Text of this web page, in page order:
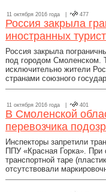
11 октября 2016 года | 477
Россия закрыла
иностранных
Россия закрыла
под городом Смоленском.
исключительно жители
странами союзного
11 октября 2016 года | 401
В Смоленской
перевозчика
Инспекторы запретили
ППУ «Красная Горка». При
транспортной таре
отсутствовали